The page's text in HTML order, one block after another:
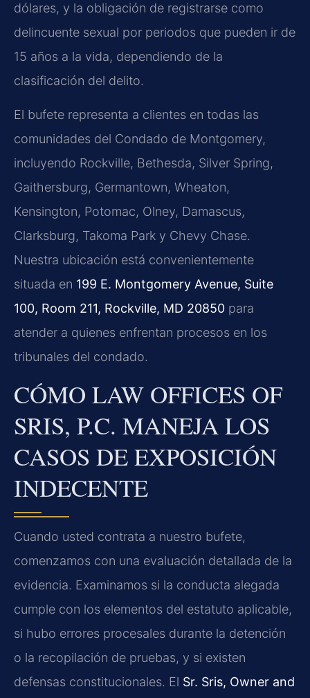
dólares, y la obligación de registrarse como
delincuente sexual por periodos que pueden ir de
15 años a la vida, dependiendo de la
clasificación del delito.
El bufete representa a clientes en todas las
comunidades del Condado de Montgomery,
incluyendo Rockville, Bethesda, Silver Spring,
Gaithersburg, Germantown, Wheaton,
Kensington, Potomac, Olney, Damascus,
Clarksburg, Takoma Park y Chevy Chase.
Nuestra ubicación está convenientemente
situada en 199 E. Montgomery Avenue, Suite
100, Room 211, Rockville, MD 20850 para
atender a quienes enfrentan procesos en los
tribunales del condado.
CÓMO LAW OFFICES OF
SRIS, P.C. MANEJA LOS
CASOS DE EXPOSICIÓN
INDECENTE
Cuando usted contrata a nuestro bufete,
comenzamos con una evaluación detallada de la
evidencia. Examinamos si la conducta alegada
cumple con los elementos del estatuto aplicable,
si hubo errores procesales durante la detención
o la recopilación de pruebas, y si existen
defensas constitucionales. El Sr. Sris, Owner and